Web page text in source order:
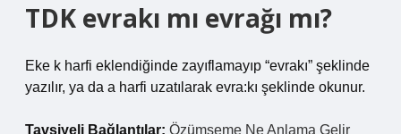
TDK evrakı mı evrağı mı?
Eke k harfi eklendiğinde zayıflamayıp “evrakı” şeklinde
yazılır, ya da a harfi uzatılarak evra:kı şeklinde okunur.
Tavsiyeli Bağlantılar: Özümseme Ne Anlama Gelir